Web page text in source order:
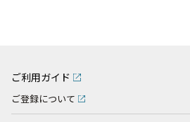
ご利用ガイド
ご登録について